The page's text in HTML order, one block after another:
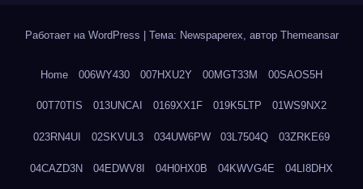
Работает на WordPress Тема: Newspaperex, автор Themeansar
Home 006WY430 007HXU2Y 00MGT33M 00SAOS5H
00T70TIS 013UNCAI 0169XX1F 019K5LTP 01WS9NX2
023RN4UI 02SKVUL3 034UW6PW 03L7504Q 03ZRKE69
04CAZD3N 04EDWV8I 04H0HX0B 04KWVG4E 04LI8DHX